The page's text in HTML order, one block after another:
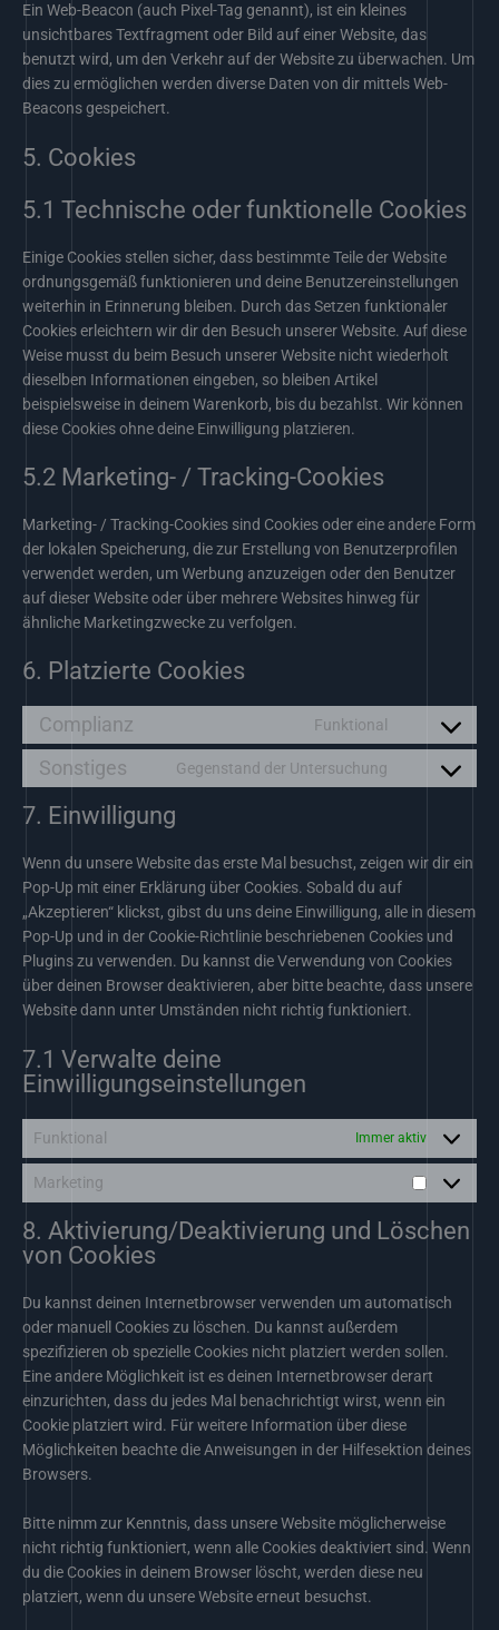
Ein Web-Beacon (auch Pixel-Tag genannt), ist ein kleines
unsichtbares Textfragment oder Bild auf einer Website, das
benutzt wird, um den Verkehr auf der Website zu überwachen. Um
dies zu ermöglichen werden diverse Daten von dir mittels Web-
Beacons gespeichert.
5. Cookies
5.1 Technische oder funktionelle Cookies
Einige Cookies stellen sicher, dass bestimmte Teile der Website
ordnungsgemäß funktionieren und deine Benutzereinstellungen
weiterhin in Erinnerung bleiben. Durch das Setzen funktionaler
Cookies erleichtern wir dir den Besuch unserer Website. Auf diese
Weise musst du beim Besuch unserer Website nicht wiederholt
dieselben Informationen eingeben, so bleiben Artikel
beispielsweise in deinem Warenkorb, bis du bezahlst. Wir können
diese Cookies ohne deine Einwilligung platzieren.
5.2 Marketing- / Tracking-Cookies
Marketing- / Tracking-Cookies sind Cookies oder eine andere Form
der lokalen Speicherung, die zur Erstellung von Benutzerprofilen
verwendet werden, um Werbung anzuzeigen oder den Benutzer
auf dieser Website oder über mehrere Websites hinweg für
ähnliche Marketingzwecke zu verfolgen.
6. Platzierte Cookies
Complianz Funktional
Consent
service
Sonstiges Gegenstand der Untersuchung
Consent
sonstiges
7. Einwilligung
Wenn du unsere Website das erste Mal besuchst, zeigen wir dir ein
Pop-Up mit einer Erklärung über Cookies. Sobald du auf
„Akzeptieren“ klickst, gibst du uns deine Einwilligung, alle in diesem
Pop-Up und in der Cookie-Richtlinie beschriebenen Cookies und
Plugins zu verwenden. Du kannst die Verwendung von Cookies
über deinen Browser deaktivieren, aber bitte beachte, dass unsere
Website dann unter Umständen nicht richtig funktioniert.
7.1 Verwalte deine
Einwilligungseinstellungen
Funktional Immer aktiv
Marketing
Marketing
8. Aktivierung/Deaktivierung und Löschen
von Cookies
Du kannst deinen Internetbrowser verwenden um automatisch
oder manuell Cookies zu löschen. Du kannst außerdem
spezifizieren ob spezielle Cookies nicht platziert werden sollen.
Eine andere Möglichkeit ist es deinen Internetbrowser derart
einzurichten, dass du jedes Mal benachrichtigt wirst, wenn ein
Cookie platziert wird. Für weitere Information über diese
Möglichkeiten beachte die Anweisungen in der Hilfesektion deines
Browsers.
Bitte nimm zur Kenntnis, dass unsere Website möglicherweise
nicht richtig funktioniert, wenn alle Cookies deaktiviert sind. Wenn
du die Cookies in deinem Browser löscht, werden diese neu
platziert, wenn du unsere Website erneut besuchst.